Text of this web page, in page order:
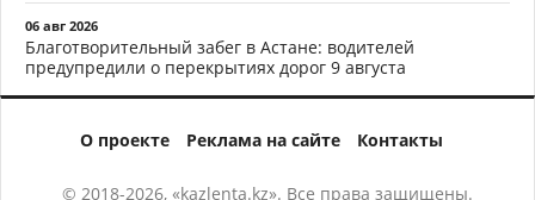
06 авг 2026
Благотворительный забег в Астане: водителей
предупредили о перекрытиях дорог 9 августа
О проекте Реклама на сайте Контакты
© 2018-2026, «kazlenta.kz». Все права защищены.